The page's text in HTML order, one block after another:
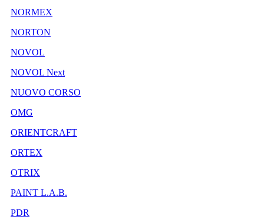
NORMEX
NORTON
NOVOL
NOVOL Next
NUOVO CORSO
OMG
ORIENTCRAFT
ORTEX
OTRIX
PAINT L.A.B.
PDR